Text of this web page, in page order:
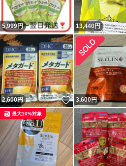
5,999円 13,440円
2,600円 いいね！
3,600円
最大10%対象